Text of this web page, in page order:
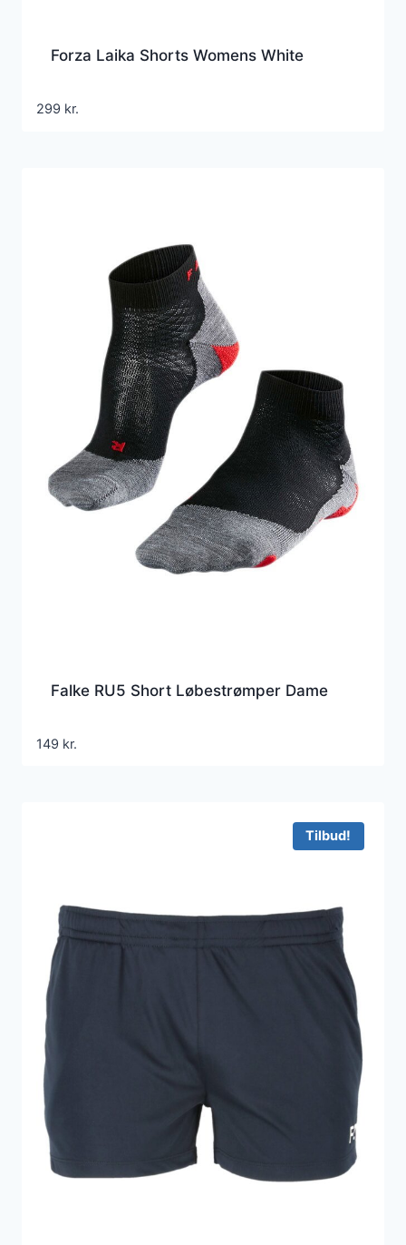
Forza Laika Shorts Womens White
299 kr.
Falke RU5 Short Løbestrømper Dame
149 kr.
Tilbud!